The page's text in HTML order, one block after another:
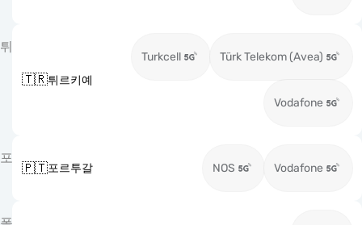
튀
🇹🇷튀르키예
Turkcell Türk Telekom (Avea)
Vodafone
포
🇵🇹포르투갈 NOS Vodafone